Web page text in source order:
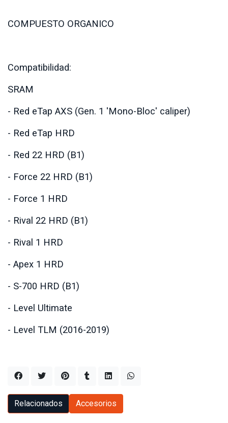
COMPUESTO ORGANICO
Compatibilidad:
SRAM
- Red eTap AXS (Gen. 1 'Mono-Bloc' caliper)
- Red eTap HRD
- Red 22 HRD (B1)
- Force 22 HRD (B1)
- Force 1 HRD
- Rival 22 HRD (B1)
- Rival 1 HRD
- Apex 1 HRD
- S-700 HRD (B1)
- Level Ultimate
- Level TLM (2016-2019)
Relacionados Accesorios